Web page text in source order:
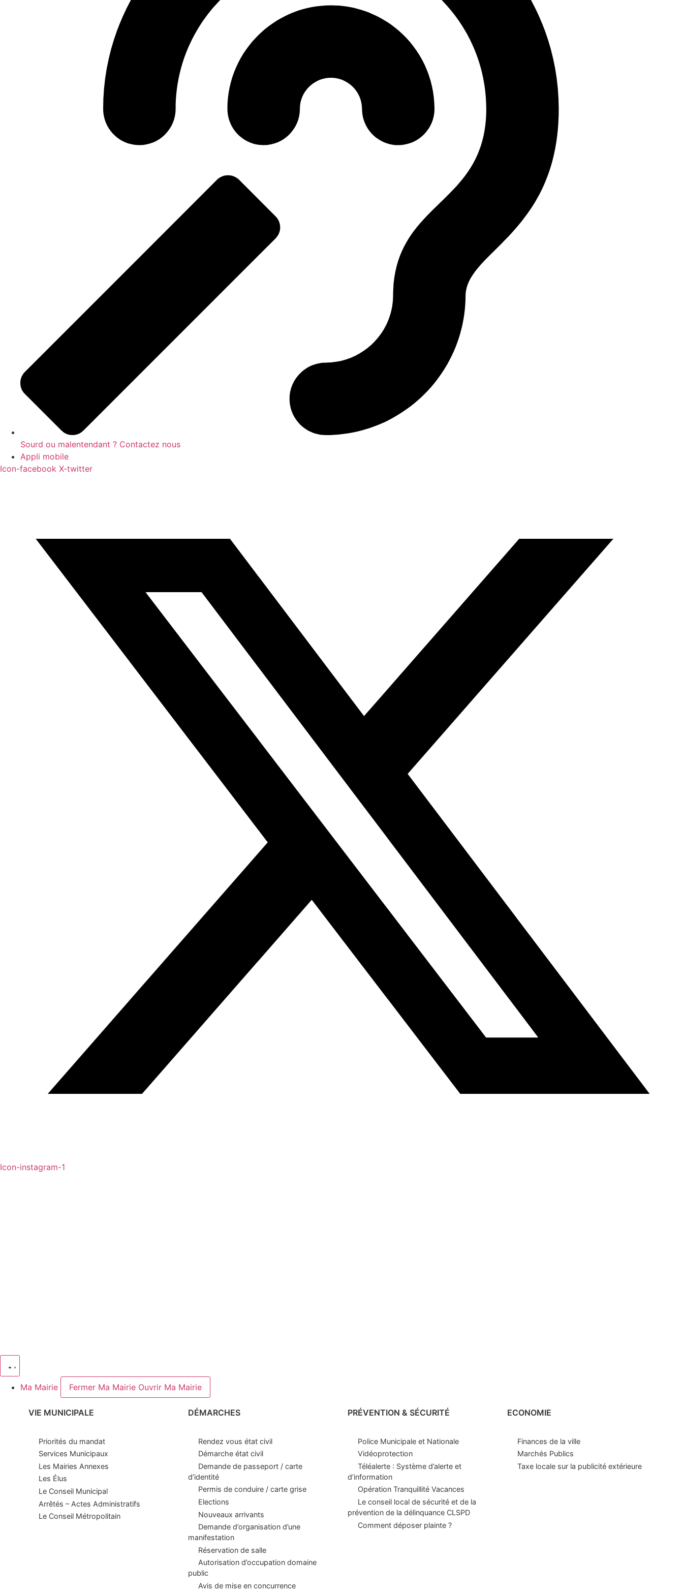
Sourd ou malentendant ? Contactez nous
Appli mobile
Icon-facebook X-twitter
Icon-instagram-1
Ma Mairie Fermer Ma Mairie Ouvrir Ma Mairie
VIE MUNICIPALE
Priorités du mandat
Services Municipaux
Les Mairies Annexes
Les Élus
Le Conseil Municipal
Arrêtés – Actes Administratifs
Le Conseil Métropolitain
DÉMARCHES
Rendez vous état civil
Démarche état civil
Demande de passeport / carte
d’identité
Permis de conduire / carte grise
Elections
Nouveaux arrivants
Demande d’organisation d’une
manifestation
Réservation de salle
Autorisation d’occupation domaine
public
Avis de mise en concurrence
PRÉVENTION & SÉCURITÉ
Police Municipale et Nationale
Vidéoprotection
Téléalerte : Système d’alerte et
d’information
Opération Tranquillité Vacances
Le conseil local de sécurité et de la
prévention de la délinquance CLSPD
Comment déposer plainte ?
ECONOMIE
Finances de la ville
Marchés Publics
Taxe locale sur la publicité extérieure